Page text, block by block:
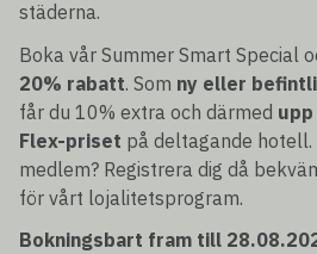
städerna.
Boka vår Summer Smart Special
20% rabatt. Som ny eller
får du 10% extra och därmed
Flex-priset på deltagande hotell.
medlem? Registrera dig då
för vårt lojalitetsprogram.
Bokningsbart fram till